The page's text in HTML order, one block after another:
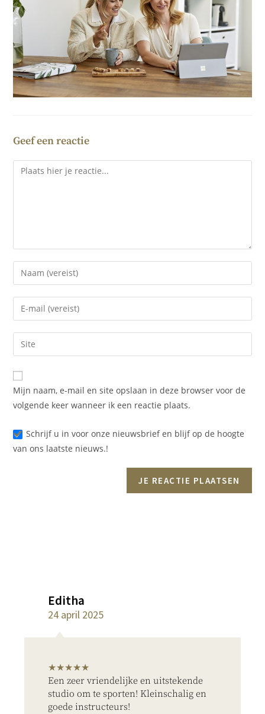
Geef een reactie
Mijn naam, e-mail en site opslaan in deze browser voor de
volgende keer wanneer ik een reactie plaats.
Schrijf u in voor onze nieuwsbrief en blijf op de hoogte
van ons laatste nieuws.!
★★★★★
Een zeer vriendelijke en uitstekende
studio om te sporten! Kleinschalig en
goede instructeurs!
Editha
24 april 2025